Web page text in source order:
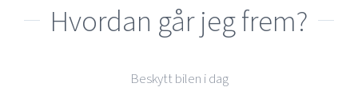
Hvordan går jeg frem?
Beskytt bilen i dag